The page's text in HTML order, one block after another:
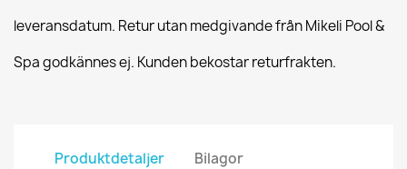
leveransdatum. Retur utan medgivande från Mikeli Pool &
Spa godkännes ej. Kunden bekostar returfrakten.
Produktdetaljer Bilagor